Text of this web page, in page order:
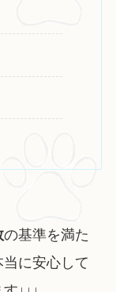
の基準を満た
に安心して